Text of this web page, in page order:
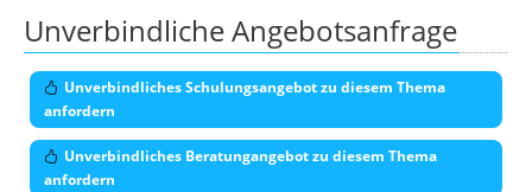
Unverbindliche Angebotsanfrage
Unverbindliches Schulungsangebot zu diesem Thema
anfordern
Unverbindliches Beratungangebot zu diesem Thema
anfordern